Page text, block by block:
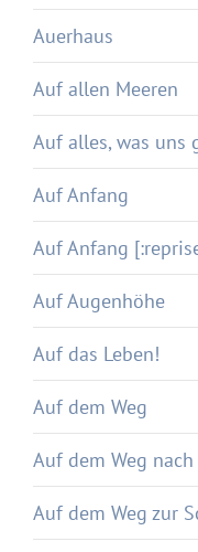
Auerhaus
Auf allen Meeren
Auf alles, was uns
Auf Anfang
Auf Anfang
Auf Augenhöhe
Auf das Leben!
Auf dem Weg
Auf dem Weg
Auf dem Weg zur